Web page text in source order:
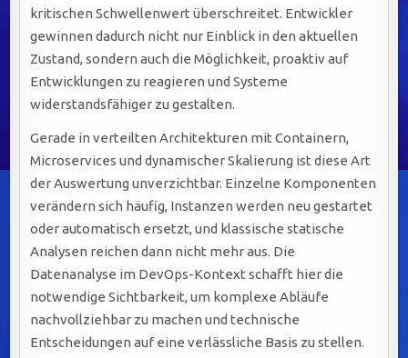
kritischen Schwellenwert überschreitet. Entwickler
gewinnen dadurch nicht nur Einblick in den aktuellen
Zustand, sondern auch die Möglichkeit, proaktiv auf
Entwicklungen zu reagieren und Systeme
widerstandsfähiger zu gestalten.
Gerade in verteilten Architekturen mit Containern,
Microservices und dynamischer Skalierung ist diese Art
der Auswertung unverzichtbar. Einzelne Komponenten
verändern sich häufig, Instanzen werden neu gestartet
oder automatisch ersetzt, und klassische statische
Analysen reichen dann nicht mehr aus. Die
Datenanalyse im DevOps-Kontext schafft hier die
notwendige Sichtbarkeit, um komplexe Abläufe
nachvollziehbar zu machen und technische
Entscheidungen auf eine verlässliche Basis zu stellen.